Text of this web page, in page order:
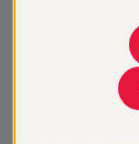
At der findes
At tage imod
Medicinsk